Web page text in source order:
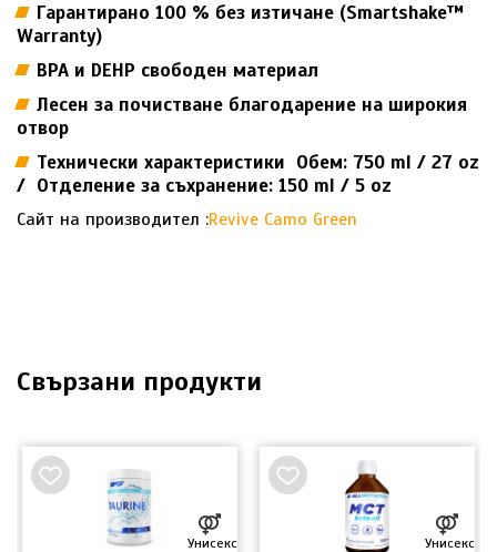
Гарантирано 100 % без изтичане (Smartshake™
Warranty)
BPA и DEHP свободен материал
Лесен за почистване благодарение на широкия
отвор
Технически характеристики Обем: 750 ml / 27 oz
/ Отделение за съхранение: 150 ml / 5 oz
Сайт на производител :Revive Camo Green
Свързани продукти
Унисекс Унисекс